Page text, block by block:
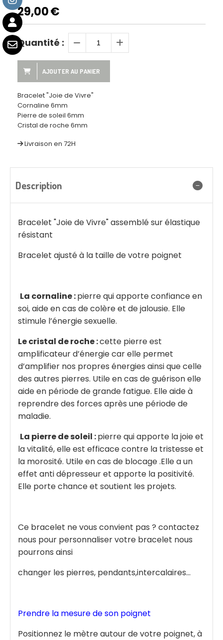
29,00€
Quantité :
AJOUTER AU PANIER
Bracelet "Joie de Vivre"
Cornaline 6mm
Pierre de soleil 6mm
Cristal de roche 6mm
Livraison en 72H
Description
Bracelet "Joie de Vivre" assemblé sur élastique
résistant
Bracelet ajusté à la taille de votre poignet
La cornaline :pierre qui apporte confiance en
soi, aide en cas de colère et de jalousie. Elle
stimule l’énergie sexuelle.
Le cristal de roche :cette pierre est
amplificateur d’énergie car elle permet
d’amplifier nos propres énergies ainsi que celle
des autres pierres. Utile en cas de guérison elle
aide en période de grande fatigue. Elle aide à
reprendre des forces après une période de
maladie.
La pierre de soleil :pierre qui apporte la joie et
la vitalité, elle est efficace contre la tristesse et
la morosité. Utile en cas de blocage .Elle a un
effet anti dépresseur et apporte la positivité.
Elle porte chance et soutient les projets.
Ce bracelet ne vous convient pas ? contactez
nous pour personnaliser votre bracelet nous
pourrons ainsi
changer les pierres, pendants,intercalaires...
Prendre la mesure de son poignet
Positionnez le mètre autour de votre poignet, à